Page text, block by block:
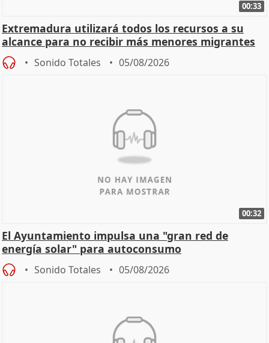
00:33
Extremadura utilizará todos los recursos a su
alcance para no recibir más menores migrantes
Sonido Totales 05/08/2026
00:32
El Ayuntamiento impulsa una "gran red de
energía solar" para autoconsumo
Sonido Totales 05/08/2026